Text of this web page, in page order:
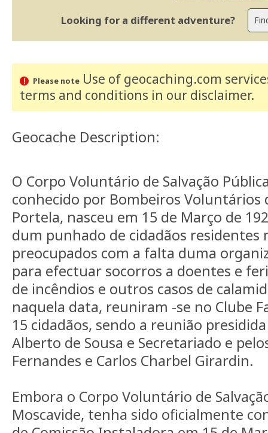
Looking for a different adventure?
Please noteUse of geocaching.com
terms and conditions in our disclaimer.
Geocache Description:
O Corpo Voluntário de Salvação
conhecido por Bombeiros Voluntários
Portela, nasceu em 15 de Março de
dum punhado de cidadãos residentes
preocupados com a falta duma
para efectuar socorros a doentes e
de incêndios e outros casos de
naquela data, reuniram -se no Clube
15 cidadãos, sendo a reunião
Alberto de Sousa e Secretariado e
Fernandes e Carlos Charbel Girardin.
Embora o Corpo Voluntário de
Moscavide, tenha sido oficialmente